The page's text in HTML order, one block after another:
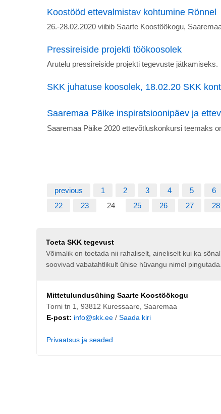
Koostööd ettevalmistav kohtumine Rönnel
26.-28.02.2020 viibib Saarte Koostöökogu,
Pressireiside projekti töökoosolek
Arutelu pressireiside projekti tegevuste jätkamiseks.
SKK juhatuse koosolek, 18.02.20 SKK
Saaremaa Päike inspiratsioonipäev ja
Saaremaa Päike 2020 ettevõtluskonkursi teemaks
previous 1 2 3 4 5 6
22
23 24 25 26 27 28
Toeta SKK tegevust
Võimalik on toetada nii rahaliselt, aineliselt kui ka
soovivad vabatahtlikult ühise hüvangu nimel pingutada.
Mittetulundusühing Saarte Koostöökogu
Torni tn 1, 93812 Kuressaare, Saaremaa
E-post: info@skk.ee/ Saada kiri
Privaatsus ja seaded